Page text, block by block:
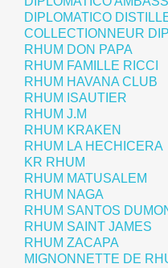
DIPLOMATICO
COLLECTIONNEUR
RHUM DON PAPA
RHUM FAMILLE RICCI
RHUM HAVANA CLUB
RHUM ISAUTIER
RHUM J.M
RHUM KRAKEN
RHUM LA HECHICERA
KR RHUM
RHUM MATUSALEM
RHUM NAGA
RHUM SANTOS
RHUM SAINT JAMES
RHUM ZACAPA
MIGNONNETTE DE